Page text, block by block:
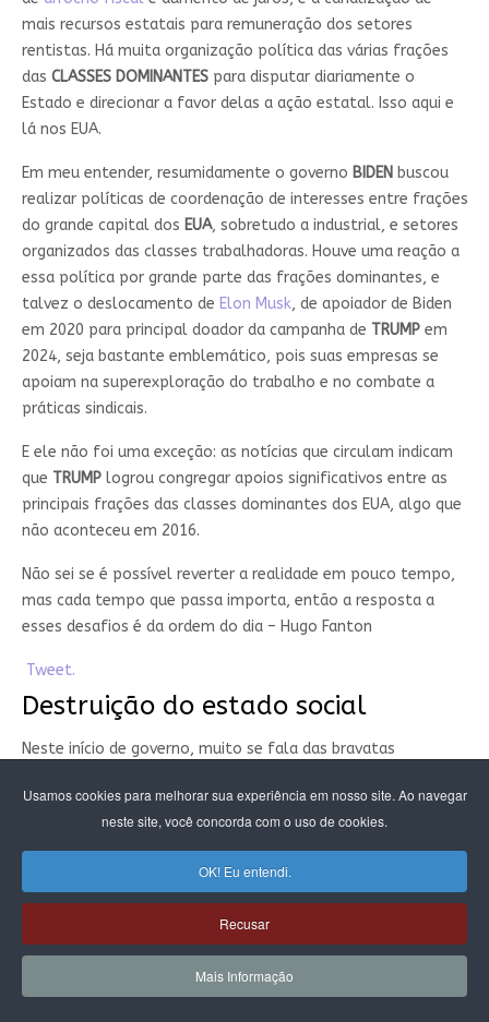
Usamos cookies para melhorar sua experiência em nosso site. Ao navegar
neste site, você concorda com o uso de cookies.
OK! Eu entendi.
Recusar
Mais Informação
mais recursos estatais para remuneração dos setores
rentistas. Há muita organização política das várias frações
das CLASSES DOMINANTESpara disputar diariamente o
Estado e direcionar a favor delas a ação estatal. Isso aqui e
lá nos EUA.
Em meu entender, resumidamente o governo BIDEN buscou
realizar políticas de coordenação de interesses entre frações
do grande capital dos EUA, sobretudo a industrial, e setores
organizados das classes trabalhadoras. Houve uma reação a
essa política por grande parte das frações dominantes, e
talvez o deslocamento de Elon Musk, de apoiador de Biden
em 2020 para principal doador da campanha de TRUMPem
2024, seja bastante emblemático, pois suas empresas se
apoiam na superexploração do trabalho e no combate a
práticas sindicais.
E ele não foi uma exceção: as notícias que circulam indicam
que TRUMPlogrou congregar apoios significativos entre as
principais frações das classes dominantes dos EUA, algo que
não aconteceu em 2016.
Não sei se é possível reverter a realidade em pouco tempo,
mas cada tempo que passa importa, então a resposta a
esses desafios é da ordem do dia – Hugo Fanton
Tweet.
Destruição do estado social
Neste início de governo, muito se fala das bravatas
significativas passam despercebidas, ou não recebem a
devida atenção, como um pacote aprovado esta semana
naCÂMARA DOS REPRESENTANTESdeISENÇÃO
para amplos setores empresariais e que pode ter
como consequência uma redução de programas sociais,
MEDICAID.
As consequências sociais disso podem ser explosivas, ainda
mais levando em conta queTRUMPé o presidente mais mal